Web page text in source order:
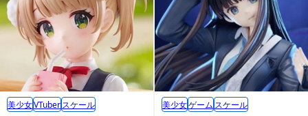
美少女VTuberスケール 美少女ゲーム スケール